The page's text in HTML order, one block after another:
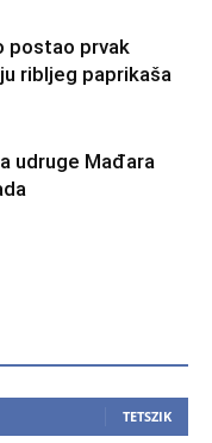
postao prvak
ribljeg paprikaša
udruge Mađara
TETSZIK